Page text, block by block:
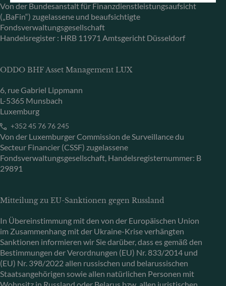
Von der Bundesanstalt für Finanzdienstleistungsaufsicht
(„BaFin“) zugelassene und beaufsichtigte
Fondsverwaltungsgesellschaft
Handelsregister : HRB 11971 Amtsgericht Düsseldorf
ODDO BHF Asset Management LUX
6, rue Gabriel Lippmann
L-5365 Munsbach
Luxemburg
+352 45 76 76 245
Von der Luxemburger Commission de Surveillance du
Secteur Financier (CSSF) zugelassene
Fondsverwaltungsgesellschaft, Handelsregisternummer: B
29891
Mitteilung zu EU-Sanktionen gegen Russland
In Übereinstimmung mit den von der Europäischen Union
im Zusammenhang mit der Ukraine-Krise verhängten
Sanktionen informieren wir Sie darüber, dass es gemäß den
Bestimmungen der Verordnungen (EU) Nr. 833/2014 und
(EU) Nr. 398/2022 allen russischen und belarussischen
Staatsangehörigen sowie allen natürlichen Personen mit
Wohnsitz in Russland oder Belarus bzw. allen juristischen